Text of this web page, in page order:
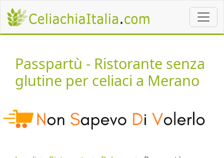
Passpartù - Ristorante senza
glutine per celiaci a Merano